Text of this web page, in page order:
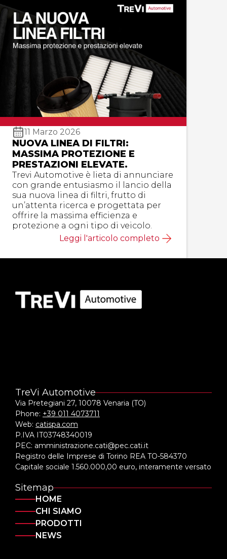
11 Marzo 2026
NUOVA LINEA DI FILTRI:
MASSIMA PROTEZIONE E
PRESTAZIONI ELEVATE.
Trevi Automotive è lieta di annunciare
con grande entusiasmo il lancio della
sua nuova linea di filtri, frutto di
un’attenta ricerca e progettata per
offrire la massima efficienza e
protezione a ogni tipo di veicolo.
Leggi l'articolo completo
TreVi Automotive
Via Pretegiani 27, 10078 Venaria (TO)
Phone: +39 011 4073711
Web: catispa.com
P.IVA IT03748340019
PEC: amministrazione.cati@pec.cati.it
Registro delle Imprese di Torino REA TO-584370
Capitale sociale 1.560.000,00 euro, interamente versato
Sitemap
HOME
CHI SIAMO
PRODOTTI
NEWS